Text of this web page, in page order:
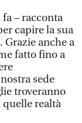
– racconta
capire la sua
anche a
fatto fino a
sede
troveranno
quelle realtà